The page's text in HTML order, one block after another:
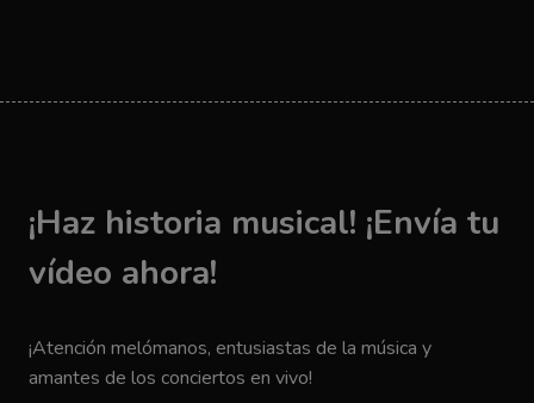
¡Haz historia musical! ¡Envía tu
vídeo ahora!
¡Atención melómanos, entusiastas de la música y
amantes de los conciertos en vivo!